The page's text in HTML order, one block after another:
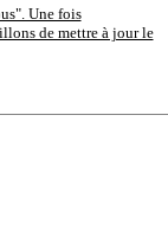
Une fois
de mettre à jour le